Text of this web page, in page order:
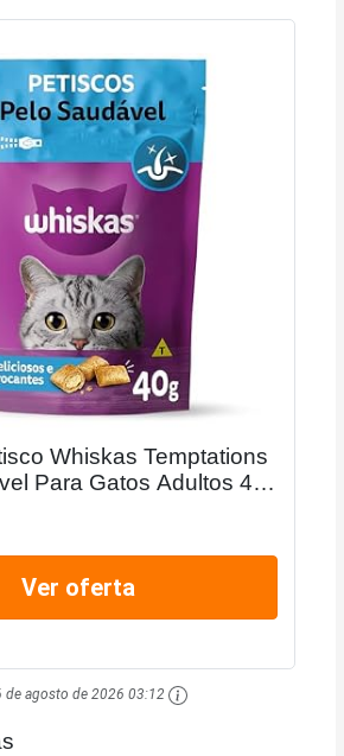
Whiskas Temptations
Para Gatos Adultos 40
Ver oferta
de agosto de 2026 03:12